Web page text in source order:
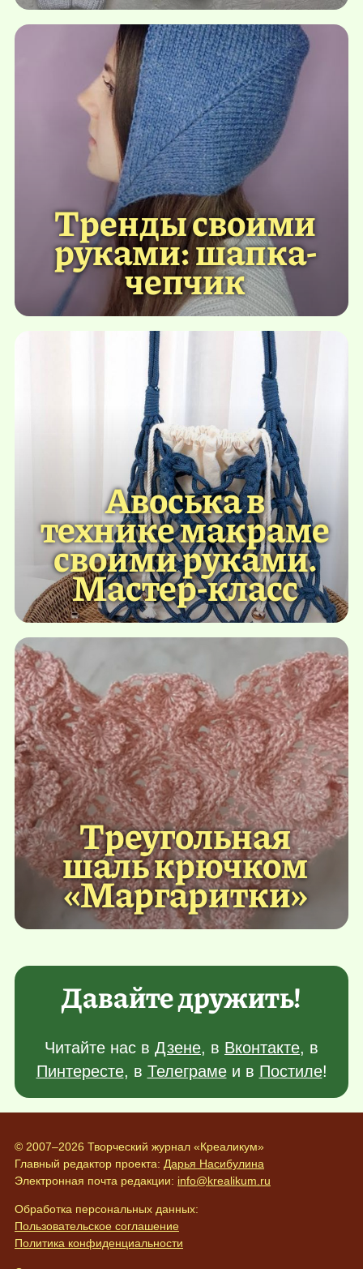
Тренды своими
руками: шапка-
чепчик
Авоська в
технике макраме
своими руками.
Мастер-класс
Треугольная
шаль крючком
«Маргаритки»
Давайте дружить!
Читайте нас в Дзене, в Вконтакте, в
Пинтересте, в Телеграмеи в Постиле!
© 2007–2026 Творческий журнал «Креаликум»
Главный редактор проекта: Дарья Насибулина
Электронная почта редакции: info@krealikum.ru
Обработка персональных данных:
Пользовательское соглашение
Политика конфиденциальности